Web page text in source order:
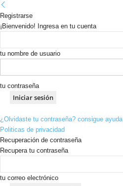
Registrarse
¡Bienvenido! Ingresa en tu cuenta
tu nombre de usuario
tu contraseña
¿Olvidaste tu contraseña? consigue ayuda
Politicas de privacidad
Recuperación de contraseña
Recupera tu contraseña
tu correo electrónico